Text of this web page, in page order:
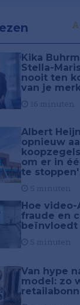
Kika
Stella-
nooit ten
van je
Albert
opnieuw
om er in
te stoppen'
Hoe
fraude en
beïnvloedt
Van hype
model: zo